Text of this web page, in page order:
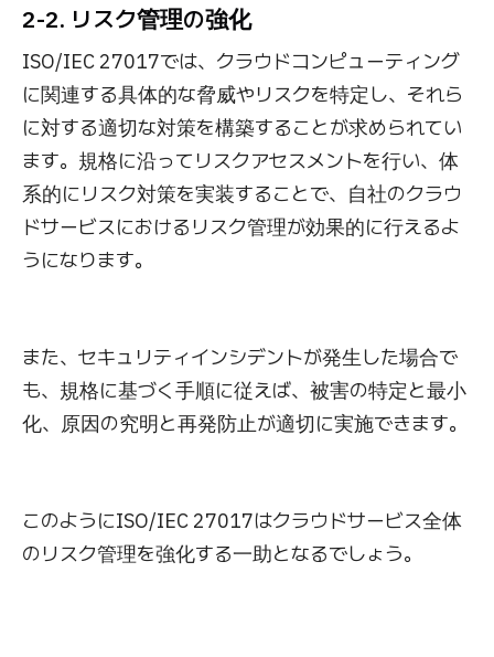
2-2. リスク管理の強化
ISO/IEC 27017では、クラウドコンピューティング
に関連する具体的な脅威やリスクを特定し、それら
に対する適切な対策を構築することが求められてい
ます。規格に沿ってリスクアセスメントを行い、体
系的にリスク対策を実装することで、自社のクラウ
ドサービスにおけるリスク管理が効果的に行えるよ
うになります。
また、セキュリティインシデントが発生した場合で
も、規格に基づく手順に従えば、被害の特定と最小
化、原因の究明と再発防止が適切に実施できます。
このようにISO/IEC 27017はクラウドサービス全体
のリスク管理を強化する一助となるでしょう。